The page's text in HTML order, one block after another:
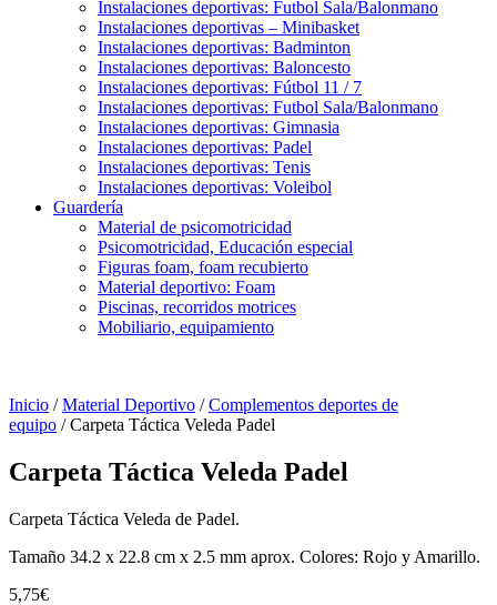
Instalaciones deportivas: Futbol Sala/Balonmano
Instalaciones deportivas – Minibasket
Instalaciones deportivas: Badminton
Instalaciones deportivas: Baloncesto
Instalaciones deportivas: Fútbol 11 / 7
Instalaciones deportivas: Futbol Sala/Balonmano
Instalaciones deportivas: Gimnasia
Instalaciones deportivas: Padel
Instalaciones deportivas: Tenis
Instalaciones deportivas: Voleibol
Guardería
Material de psicomotricidad
Psicomotricidad, Educación especial
Figuras foam, foam recubierto
Material deportivo: Foam
Piscinas, recorridos motrices
Mobiliario, equipamiento
Inicio /Material Deportivo /Complementos deportes de
equipo / Carpeta Táctica Veleda Padel
Carpeta Táctica Veleda Padel
Carpeta Táctica Veleda de Padel.
Tamaño 34.2 x 22.8 cm x 2.5 mm aprox. Colores: Rojo y Amarillo.
5,75€